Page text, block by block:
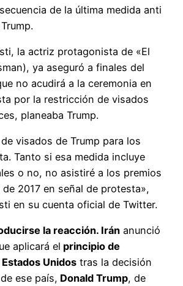
de la última medida anti
la actriz protagonista de «El
ya aseguró a finales del
no acudirá a la ceremonia en
por la restricción de visados
planeaba Trump.
visados de Trump para los
Tanto si esa medida incluye
o no, no asistiré a los premios
de 2017 en señal de protesta»,
en su cuenta oficial de Twitter.
la reacción. Irán anunció
aplicará el principio de
Estados Unidos tras la decisión
de ese país, Donald Trump, de